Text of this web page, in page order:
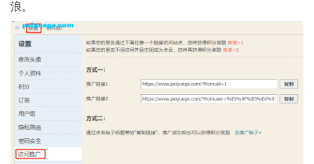
浪。